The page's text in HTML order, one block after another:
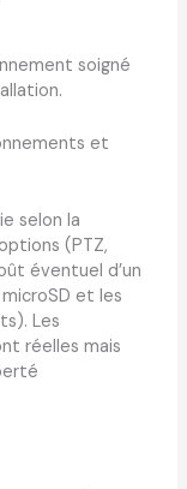
soigné
et
selon la
(PTZ,
éventuel d’un
et les
Les
réelles mais